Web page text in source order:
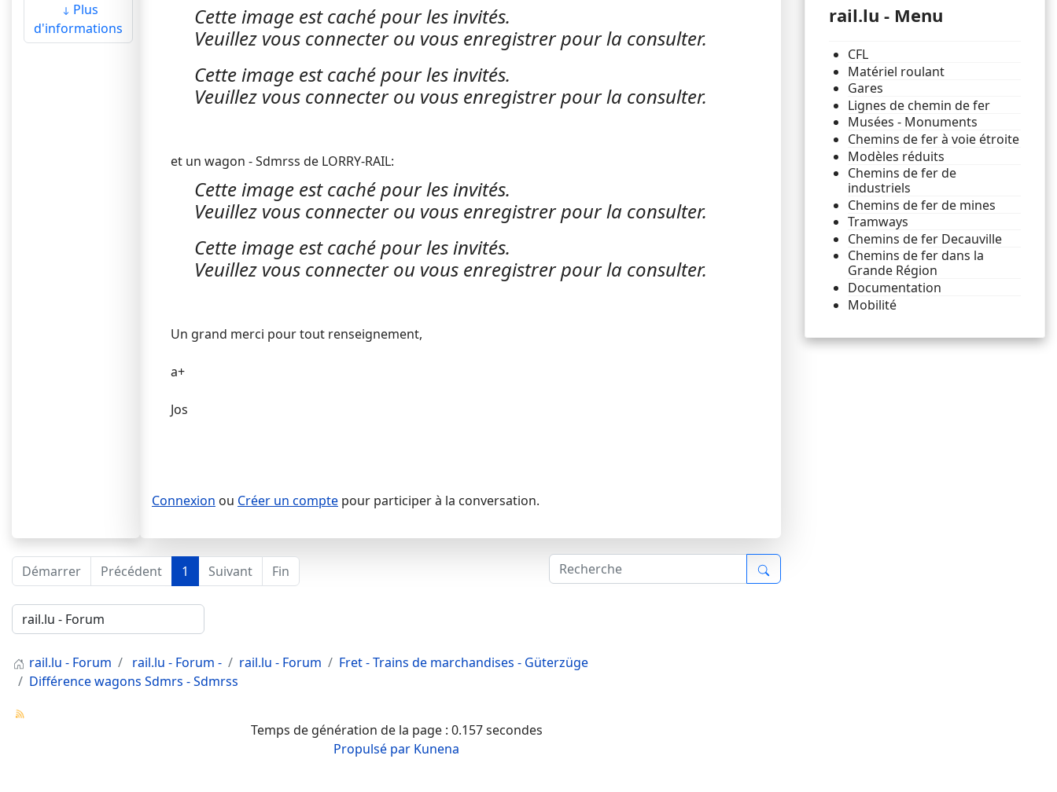
Plus
d'informations
Cette image est caché pour les invités.
Veuillez vous connecter ou vous enregistrer pour la consulter.
Cette image est caché pour les invités.
Veuillez vous connecter ou vous enregistrer pour la consulter.
et un wagon - Sdmrss de LORRY-RAIL:
Cette image est caché pour les invités.
Veuillez vous connecter ou vous enregistrer pour la consulter.
Cette image est caché pour les invités.
Veuillez vous connecter ou vous enregistrer pour la consulter.
Un grand merci pour tout renseignement,
a+
Jos
Connexion ou Créer un comptepour participer à la conversation.
Démarrer Précédent 1 Suivant Fin
rail.lu - Forum rail.lu - Forum - rail.lu - Forum
Fret - Trains de marchandises - Güterzüge
Différence wagons Sdmrs - Sdmrss
Temps de génération de la page : 0.157 secondes
Propulsé par Kunena
rail.lu - Menu
CFL
Matériel roulant
Gares
Lignes de chemin de fer
Musées - Monuments
Chemins de fer à voie étroite
Modèles réduits
Chemins de fer de
industriels
Chemins de fer de mines
Tramways
Chemins de fer Decauville
Chemins de fer dans la
Grande Région
Documentation
Mobilité